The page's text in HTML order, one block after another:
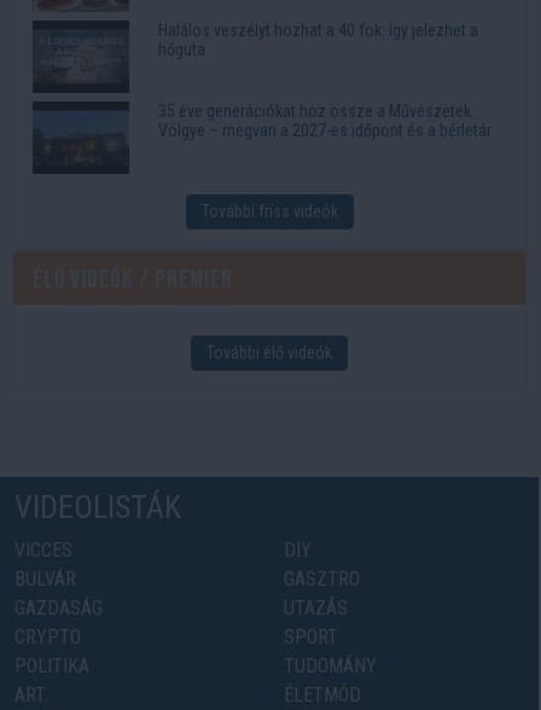
Halálos veszélyt hozhat a 40 fok: így jelezhet a
hőguta
35 éve generációkat hoz össze a Művészetek
Völgye – megvan a 2027-es időpont és a bérletár
További friss videók
További élő videók
VIDEOLISTÁK
VICCES
BULVÁR
GAZDASÁG
CRYPTO
POLITIKA
ART
DIY
GASZTRO
UTAZÁS
SPORT
TUDOMÁNY
ÉLETMÓD